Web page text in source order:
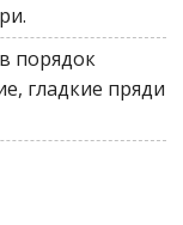
порядок
гладкие пряди